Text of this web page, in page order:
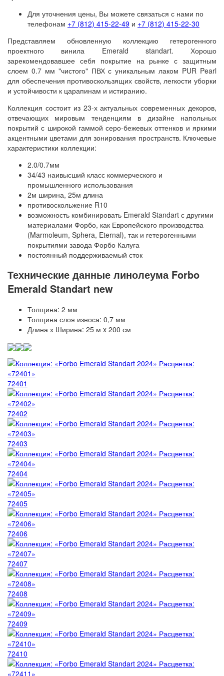
Средства для очистки и ухода
Forbo Emerald Spectra
Forbo Smaragd Classic FR
Forbo Sphera Elite
Forbo Sphera Energetic
Forbo Sphera Essence
Forbo Sphera EC
Forbo Sphera SD
Forbo Surestep Laguna
Forbo Surestep Wood
Forbo Surestep Steel
Forbo Surestep Original
Forbo Safestep R12
Forbo Safestep R11
Forbo Colorex Plus R10
Forbo Sphera SD
Forbo Sphera EC
Forbo Colorex EC plus
Forbo Colorex EC
Forbo Colorex SD
Дизайн-плитка
Forbo Effekta professional
Forbo Effekta professional new
Forbo Marmoleum Real
Forbo Marmoleum Fresco
Forbo Marmoleum Vivace
Forbo Marmoleum Terra
Forbo Marmoleum Splash
Forbo Marmoleum Walton
Forbo Marmoleum Concrete
Forbo Marmoleum Cocoa
Forbo Marmoleum Ohmex
Forbo Marmoleum Decibel
Forbo Marmoleum Acoustic
Forbo Marmoleum Bulletin Board
Иглопробивной ковролин
Forbo Markant Graphic City
Forbo Akzent
Forbo Markant
Forbo Forte
Спортивные покрытия
Forbo Marmoleum Sport
Forbo SportLine Classic / Standart
Входные напольные системы (грязезащита)
Forbo Coral Duo
Forbo Coral Classic
VERTIGO Trend Stone & Design
VERTIGO Trend Chevron
VERTIGO Trend Gres
VERTIGO Flock Stone
VERTIGO Flock Bamboo
VERTIGO Flock Ink
VERTIGO Flock Nebula
VERTIGO Flock Stripe
VERTIGO Flock Grid
VERTIGO Flock Bologna
VERTIGO Flock Florence
VERTIGO Flock Toronto
VERTIGO Flock Forest
VERTIGO Flock Perth
VERTIGO Flock California
Новости
Объекты
Статьи
Дизайн и проектирование
Отделочные работы
Контакты
Для уточнения цены, Вы можете связаться с нами по
телефонам +7 (812) 415-22-49 и +7 (812) 415-22-30
Представляем обновленную коллекцию гетерогенного
проектного винила Emerald standart. Хорошо
зарекомендовавшее себя покрытие на рынке с защитным
слоем 0.7 мм "чистого" ПВХ с уникальным лаком PUR Pearl
для обеспечения противоскользящих свойств, легкости уборки
и устойчивости к царапинам и истиранию.
Коллекция состоит из 23-х актуальных современных декоров,
отвечающих мировым тенденциям в дизайне напольных
покрытий с широкой гаммой серо-бежевых оттенков и яркими
акцентными цветами для зонирования пространств. Ключевые
характеристики коллекции:
2.0/0.7мм
34/43 наивысший класс коммерческого и
промышленного использования
2м ширина, 25м длина
противоскольжение R10
возможность комбинировать Emerald Standart с другими
материалами Форбо, как Европейского производства
(Marmoleum, Sphera, Eternal), так и гетерогенными
покрытиями завода Форбо Калуга
постоянный поддерживаемый сток
Технические данные линолеума Forbo
Emerald Standart new
Толщина: 2 мм
Толщина слоя износа: 0,7 мм
Длина х Ширина: 25 м x 200 см
72401
72402
72403
72404
72405
72406
72407
72408
72409
72410